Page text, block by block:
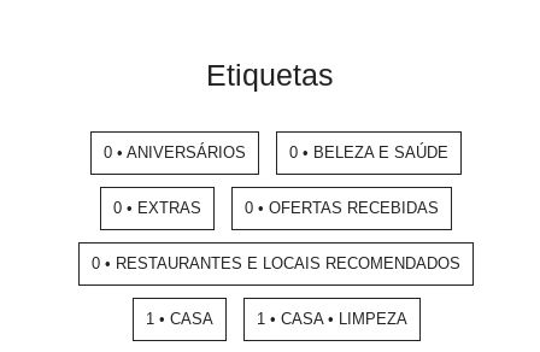
Etiquetas
0 • ANIVERSÁRIOS 0 • BELEZA E SAÚDE
0 • EXTRAS 0 • OFERTAS RECEBIDAS
0 • RESTAURANTES E LOCAIS RECOMENDADOS
1 • CASA 1 • CASA • LIMPEZA